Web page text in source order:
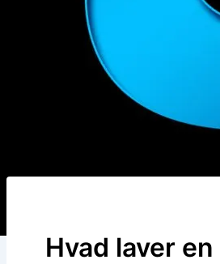
Hvad laver